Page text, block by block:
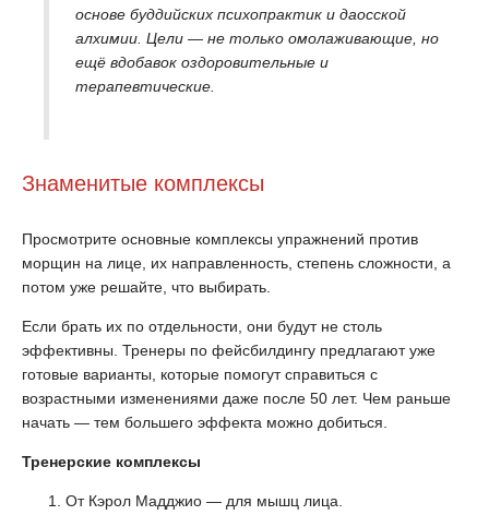
основе буддийских психопрактик и даосской
алхимии. Цели — не только омолаживающие, но
ещё вдобавок оздоровительные и
терапевтические.
Знаменитые комплексы
Просмотрите основные комплексы упражнений против
морщин на лице, их направленность, степень сложности, а
потом уже решайте, что выбирать.
Если брать их по отдельности, они будут не столь
эффективны. Тренеры по фейсбилдингу предлагают уже
готовые варианты, которые помогут справиться с
возрастными изменениями даже после 50 лет. Чем раньше
начать — тем большего эффекта можно добиться.
Тренерские комплексы
От Кэрол Мадджио — для мышц лица.